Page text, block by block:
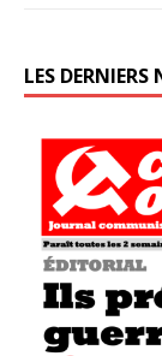
LES DERNIERS